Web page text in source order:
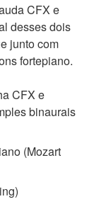
CFX e
desses dois
junto com
fortepiano.
CFX e
binaurais
(Mozart